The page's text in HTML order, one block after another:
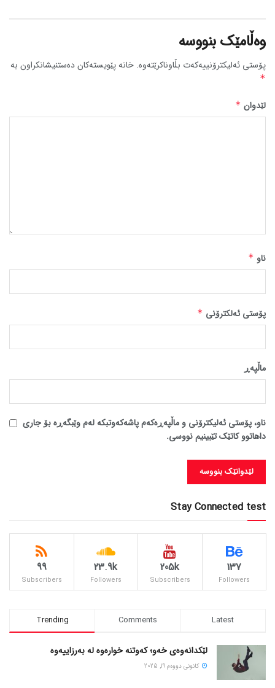
وەڵامێک بنووسە
پۆستی ئەلیکترۆنییەکەت بڵاوناکرێتەوە. خانە پێویستەکان دەستنیشانکراون بە
*
لێدوان *
ناو *
پۆستی ئەلکترۆنی *
ماڵپه‌ڕ
ناو، پۆستی ئەلیکترۆنی و ماڵپەڕەکەم پاشەکەوتبکە لەم وێبگەڕە بۆ جاری
داهاتوو کاتێک تێبینیم نووسی.
Stay Connected test
137
Followers
205k
Subscribers
23.9k
Followers
99
Subscribers
Trending Comments Latest
لێکدانەوەی خەو؛ کەوتنە خوارەوە لە بەرزاییەوە
كانونی دووه‌م 19, 2025